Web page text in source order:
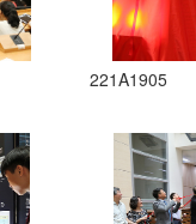
221A1905